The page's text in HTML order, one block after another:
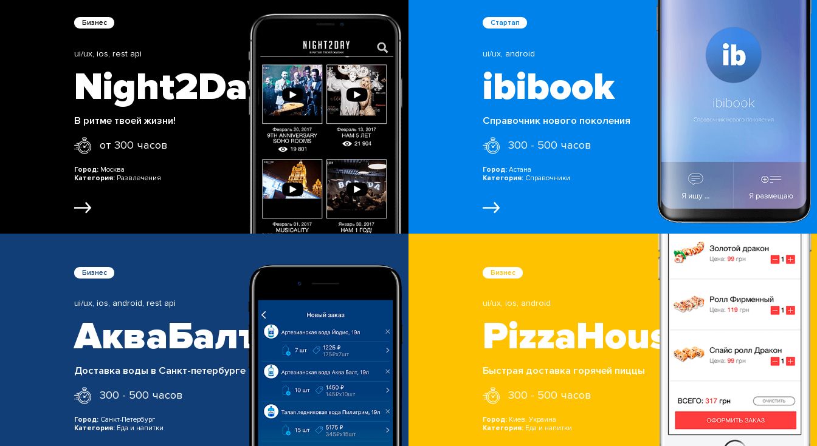
Бизнес
ui/ux, ios, rest api
Night2Day
В ритме твоей жизни!
от 300 часов
Город: Москва
Категория: Развлечения
Стартап
ui/ux, android
ibibook
Справочник нового поколения
300 - 500 часов
Город: Астана
Категория: Справочники
Бизнес
ui/ux, ios, android, rest api
АкваБалт
Доставка воды в Санкт-петербурге
300 - 500 часов
Город: Санкт-Петербург
Категория: Еда и напитки
Бизнес
ui/ux, ios, android
PizzaHouse
Быстрая доставка горячей пиццы
300 - 500 часов
Город: Киев, Украина
Категория: Еда и напитки